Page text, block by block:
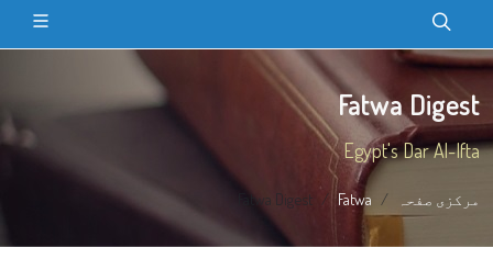
Fatwa Digest
Egypt's Dar Al-Ifta
مرکزی صفحہ Fatwa
Fatwa Digest